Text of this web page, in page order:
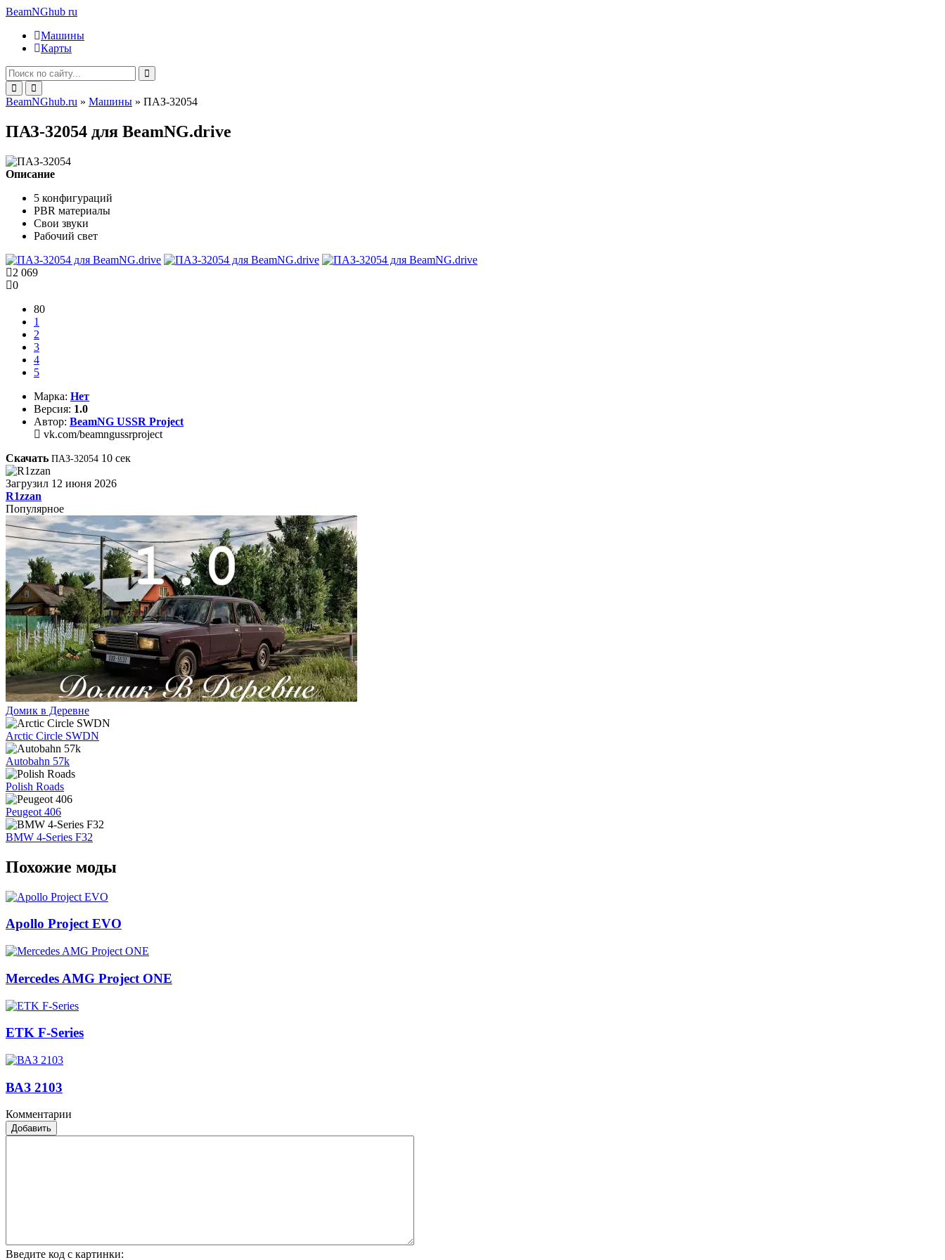
BeamNGhub ru
Машины
Карты
BeamNGhub.ru » Машины » ПАЗ-32054
ПАЗ-32054 для BeamNG.drive
Описание
5 конфигураций
PBR материалы
Свои звуки
Рабочий свет
2 069
0
80
1
2
3
4
5
Марка: Нет
Версия: 1.0
Автор: BeamNG USSR Project
vk.com/beamngussrproject
Скачать ПАЗ-32054 10 сек
Загрузил 12 июня 2026
R1zzan
Популярное
Домик в Деревне
Arctic Circle SWDN
Autobahn 57k
Polish Roads
Peugeot 406
BMW 4-Series F32
Похожие моды
Apollo Project EVO
Mercedes AMG Project ONE
ETK F-Series
ВАЗ 2103
Комментарии
Добавить
Введите код с картинки: